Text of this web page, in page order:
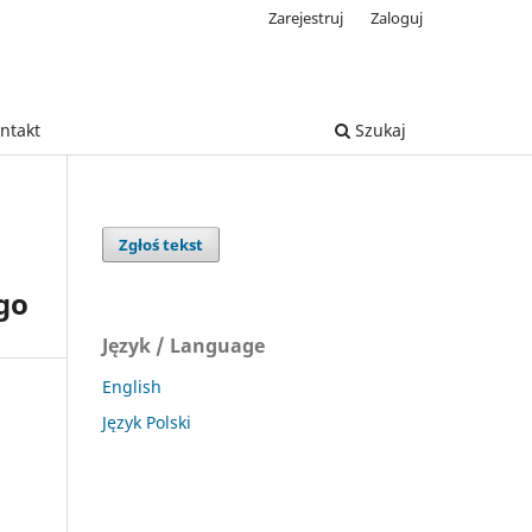
Szukaj
Zarejestruj Zaloguj
Zgłoś tekst
Język / Language
English
Język Polski